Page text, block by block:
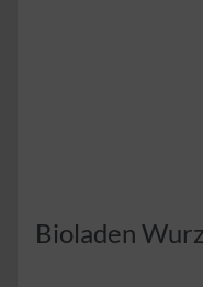
Bioladen